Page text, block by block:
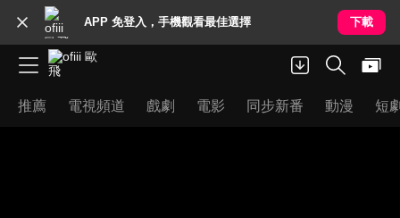
APP 免登入，手機觀看最佳選擇 下載
推薦 電視頻道 戲劇 電影 同步新番 動漫 短